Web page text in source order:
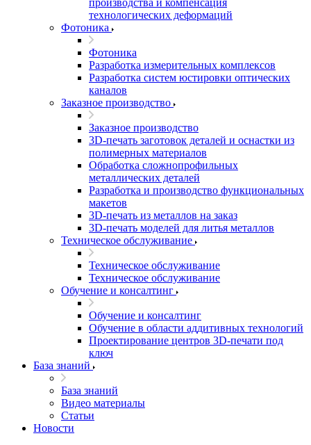
производства и компенсация
технологических деформаций
Фотоника
Фотоника
Разработка измерительных комплексов
Разработка систем юстировки оптических
каналов
Заказное производство
Заказное производство
3D-печать заготовок деталей и оснастки из
полимерных материалов
Обработка сложнопрофильных
металлических деталей
Разработка и производство функциональных
макетов
3D-печать из металлов на заказ
3D-печать моделей для литья металлов
Техническое обслуживание
Техническое обслуживание
Техническое обслуживание
Обучение и консалтинг
Обучение и консалтинг
Обучение в области аддитивных технологий
Проектирование центров 3D-печати под
ключ
База знаний
База знаний
Видео материалы
Статьи
Новости